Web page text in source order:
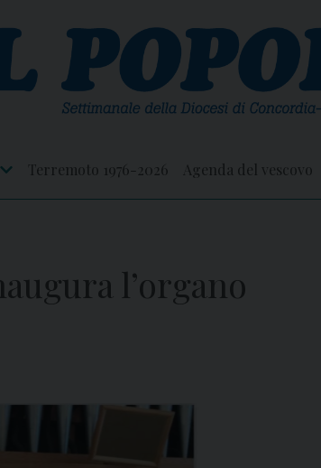
Terremoto 1976-2026 Agenda del vescovo
l’organo